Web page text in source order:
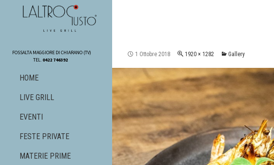
1 Ottobre 2018 1920 × 1282 Gallery
FOSSALTA MAGGIORE DI CHIARANO (TV)
TEL. 0422 746392
HOME
LIVE GRILL
EVENTI
FESTE PRIVATE
MATERIE PRIME